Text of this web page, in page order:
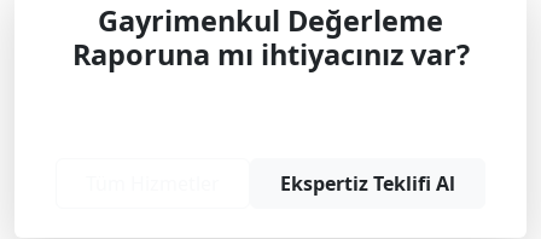
Gayrimenkul Değerleme
Raporuna mı ihtiyacınız var?
Ekspertiz Teklifi Al